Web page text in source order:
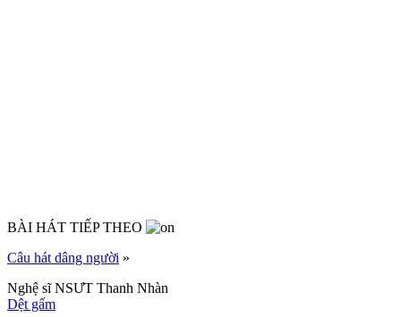
BÀI HÁT TIẾP THEO
Câu hát dâng người »
Nghệ sĩ NSƯT Thanh Nhàn
Dệt gấm